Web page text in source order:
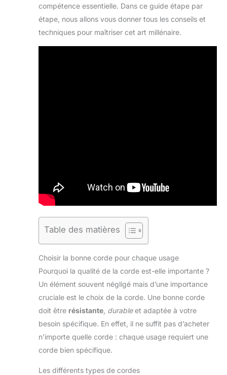
compétence essentielle. Dans ce guide étape par
étape, nous allons vous donner tous les conseils et
techniques pour maîtriser cet art millénaire.
Table des matières
Choisir la bonne corde pour chaque usage
Pourquoi la qualité de la corde est-elle importante ?
Un élément souvent négligé mais d’une importance
cruciale est le choix de la corde. Une bonne corde
doit être résistante durableet adaptée à votre
besoin spécifique. En effet, il ne suffit pas d’acheter
n’importe quelle corde : chaque usage requiert une
corde bien spécifique.
Les différents types de cordes